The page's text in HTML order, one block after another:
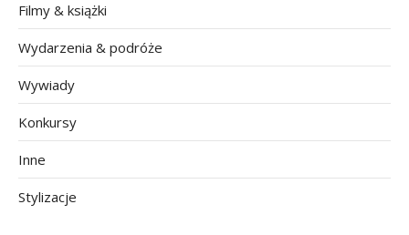
Filmy & książki
Wydarzenia & podróże
Wywiady
Konkursy
Inne
Stylizacje